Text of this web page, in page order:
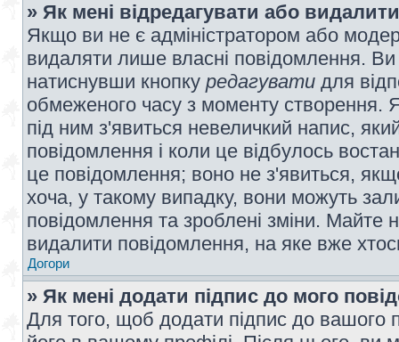
» Як мені відредагувати або
Якщо ви не є адміністратором або
видаляти лише власні повідомлення.
натиснувши кнопку редагувати для
обмеженого часу з моменту створення.
під ним з'явиться невеличкий напис,
повідомлення і коли це відбулось
це повідомлення; воно не з'явиться,
хоча, у такому випадку, вони можуть
повідомлення та зроблені зміни. Майте
видалити повідомлення, на яке вже
Догори
» Як мені додати підпис до мого
Для того, щоб додати підпис до вашого